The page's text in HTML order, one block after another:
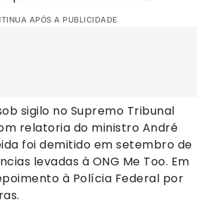
APÓS A PUBLICIDADE
sigilo no Supremo Tribunal
relatoria do ministro André
foi demitido em setembro de
levadas à ONG Me Too. Em
à Polícia Federal por